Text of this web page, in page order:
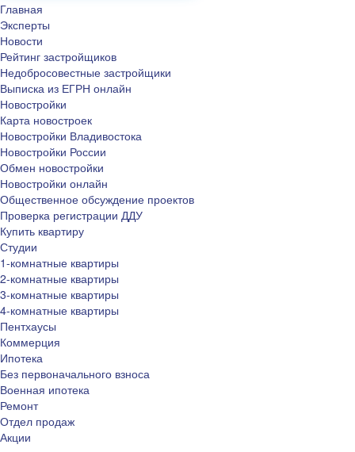
Главная
Эксперты
Новости
Рейтинг застройщиков
Недобросовестные застройщики
Выписка из ЕГРН онлайн
Новостройки
Карта новостроек
Новостройки Владивостока
Новостройки России
Обмен новостройки
Новостройки онлайн
Общественное обсуждение проектов
Проверка регистрации ДДУ
Купить квартиру
Студии
1-комнатные квартиры
2-комнатные квартиры
3-комнатные квартиры
4-комнатные квартиры
Пентхаусы
Коммерция
Ипотека
Без первоначального взноса
Военная ипотека
Ремонт
Отдел продаж
Акции